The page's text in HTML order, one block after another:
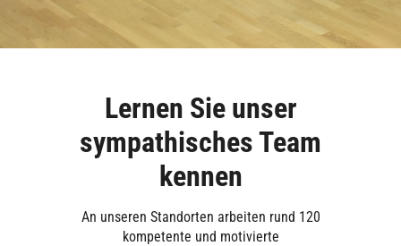
Lernen Sie unser
sympathisches Team
kennen
An unseren Standorten arbeiten rund 120
kompetente und motivierte